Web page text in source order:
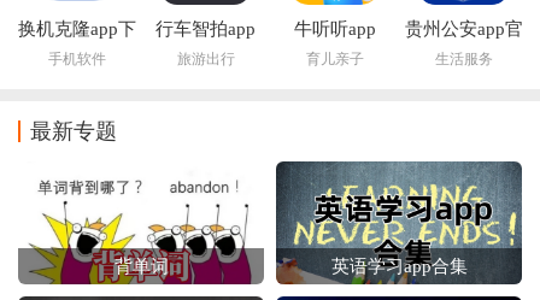
换机克隆app下
载
手机软件
行车智拍app
旅游出行
牛听听app
育儿亲子
贵州公安app官
方下载
生活服务
最新专题
背单词 英语学习app合集